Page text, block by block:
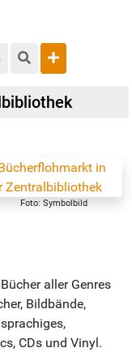
Foto: Symbolbild
aller Genres
Bildbände,
CDs und Vinyl.